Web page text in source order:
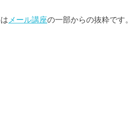
メール講座の一部からの抜粋です。